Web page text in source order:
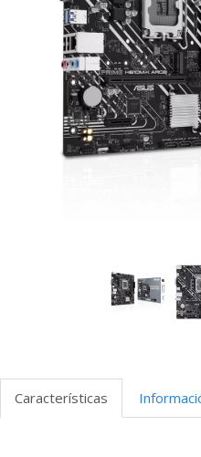
Características